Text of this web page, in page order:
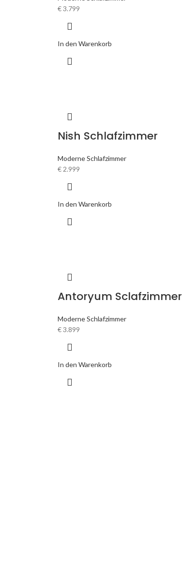
€3.799
In den Warenkorb
Nish Schlafzimmer
Moderne Schlafzimmer
€ 2.999
In den Warenkorb
Antoryum Sclafzimmer
Moderne Schlafzimmer
€3.899
In den Warenkorb